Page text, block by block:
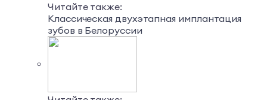
Читайте также:
Классическая двухэтапная имплантация
зубов в Белоруссии